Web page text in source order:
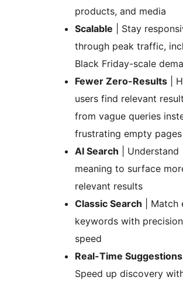
products, and media
Scalable | Stay
through peak traffic,
Black Friday-scale
Fewer Zero-Results |
users find relevant
from vague queries
frustrating empty pages
AI Search | Understand
meaning to surface
relevant results
Classic Search | Match
keywords with
speed
Real-Time Suggestions
Speed up discovery